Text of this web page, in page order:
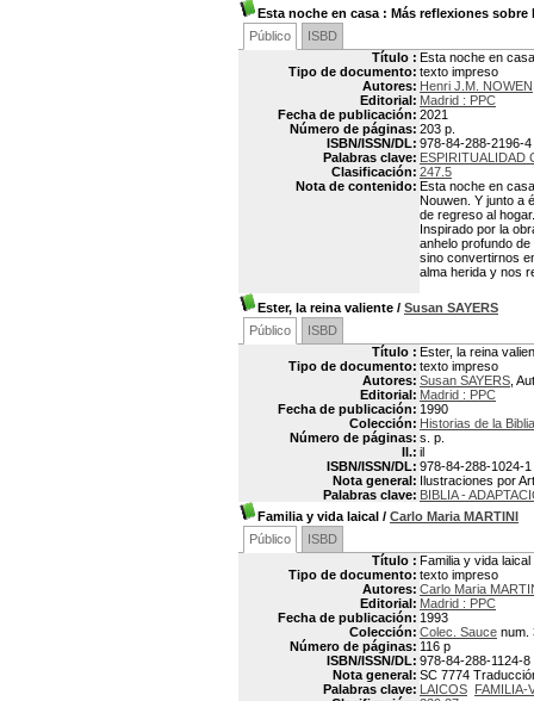
Esta noche en casa : Más reflexiones
Público
ISBD
Título : Esta noche en
Tipo de documento: texto impreso
Autores: Henri J.M. NOWEN
Editorial: Madrid : PPC
Fecha de publicación: 2021
Número de páginas: 203 p.
ISBN/ISSN/DL: 978-84-288-2196-4
Palabras clave: ESPIRITUALIDAD
Clasificación: 247.5
Nota de contenido: Esta noche en
Nouwen. Y junto a
de regreso al hogar.
Inspirado por la
anhelo profundo
sino convertirnos
alma herida y nos
Ester, la reina valiente / Susan SAYERS
Público
ISBD
Título : Ester, la reina
Tipo de documento: texto impreso
Autores: Susan SAYERS ,
Editorial: Madrid : PPC
Fecha de publicación: 1990
Colección: Historias de la Biblia
Número de páginas: s. p.
Il.: il
ISBN/ISSN/DL: 978-84-288-1024-1
Nota general: Ilustraciones por
Palabras clave: BIBLIA -
Familia y vida laical / Carlo Maria MARTINI
Público
ISBD
Título : Familia y vida laical
Tipo de documento: texto impreso
Autores: Carlo Maria
Editorial: Madrid : PPC
Fecha de publicación: 1993
Colección: Colec. Sauce num.
Número de páginas: 116 p
ISBN/ISSN/DL: 978-84-288-1124-8
Nota general: SC 7774
Palabras clave: LAICOS FAMILIA-